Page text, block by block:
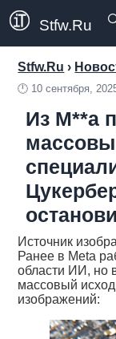
Stfw.Ru
Stfw.Ru ›
🕛 10 сентября,
Из M**a
Источник
Ранее в Meta
области ИИ, но
массовый
изображений: